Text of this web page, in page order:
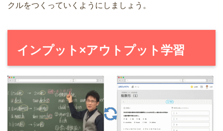
クルをつくっていくようにしましょう。
インプット×アウトプット学習